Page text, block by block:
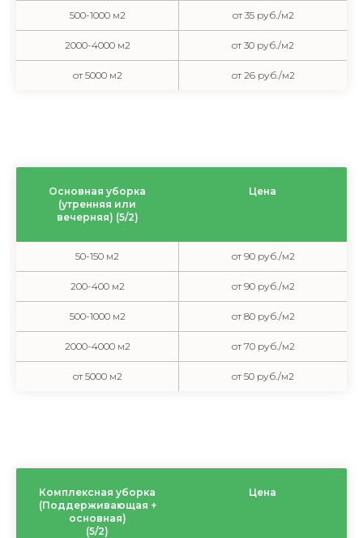
500-1000 м2 от 35 руб./м2
2000-4000 м2 от 30 руб./м2
от 5000 м2 от 26 руб./м2
Основная уборка
(утренняя или
вечерняя) (5/2)
Цена
50-150 м2 от 90 руб./м2
200-400 м2 от 90 руб./м2
500-1000 м2 от 80 руб./м2
2000-4000 м2 от 70 руб./м2
от 5000 м2 от 50 руб./м2
Комплексная уборка
(Поддерживающая +
основная)
(5/2)
Цена